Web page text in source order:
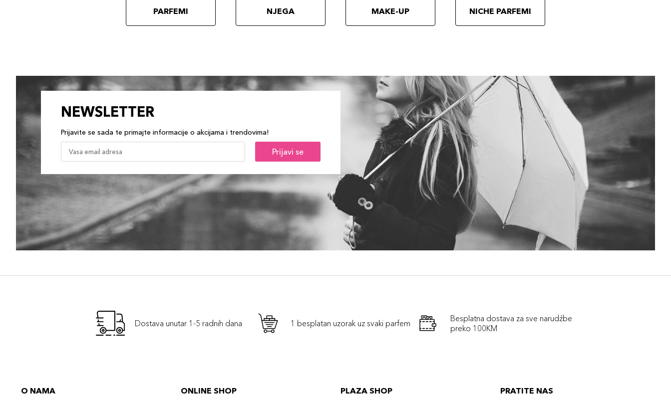
PARFEMI NJEGA MAKE-UP NICHE PARFEMI
NEWSLETTER
Prijavite se sada te primajte informacije o akcijama i trendovima!
Prijavi se
Dostava unutar 1-5 radnih dana 1 besplatan uzorak uz svaki parfem
Besplatna dostava za sve narudźbe
preko 100KM
O NAMA ONLINE SHOP PLAZA SHOP PRATITE NAS